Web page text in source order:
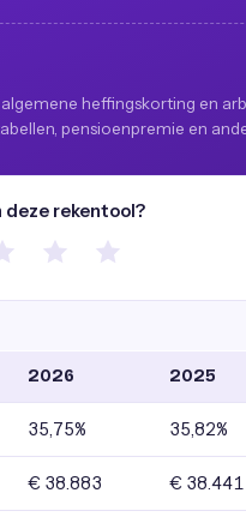
heffingskorting en
pensioenpremie en
deze rekentool?
2026 2025
35,75% 35,82%
€ 38.883 € 38.441